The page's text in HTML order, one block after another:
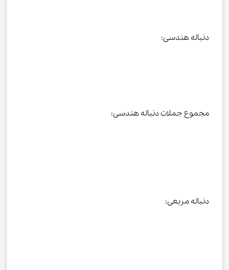
دنباله هندسی:
مجموع جملات دنباله هندسی:
دنباله مربعی: